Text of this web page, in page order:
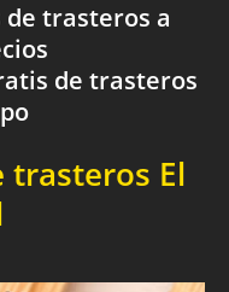
de trasteros a
de trasteros
trasteros El